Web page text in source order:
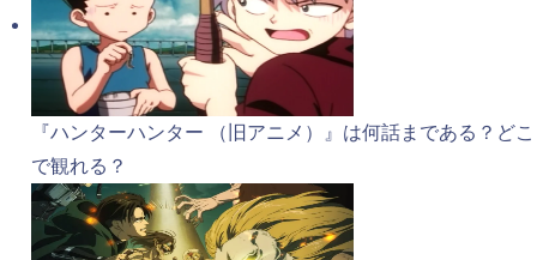
『ハンターハンター （旧アニメ）』は何話まである？どこ
で観れる？